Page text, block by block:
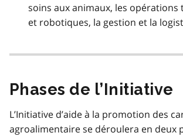
soins aux animaux, les opérations
et robotiques, la gestion et la
Phases de l’Initiative
L’Initiative d’aide à la promotion des
agroalimentaire se déroulera en deux